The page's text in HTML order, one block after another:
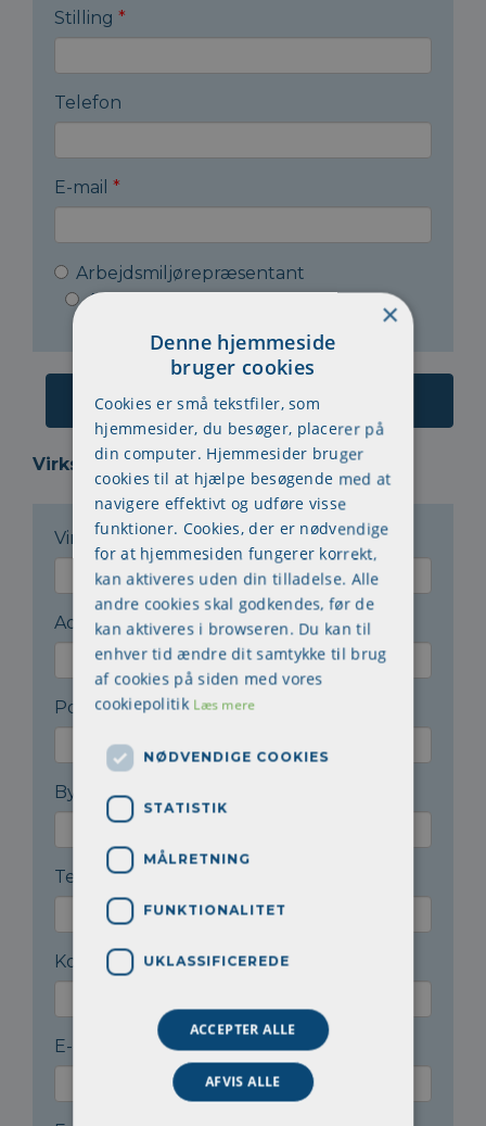
Stilling *
Telefon
E-mail *
Arbejdsmiljørepræsentant
Arbejdsleder
Virksomheden:
Virksomhedsnavn*
Adresse *
Postnr.*
By
Telefon*
Kontaktperson*
E-mail til kontaktperson*
×
Denne hjemmeside
bruger cookies
Cookies er små tekstfiler, som
hjemmesider, du besøger, placerer på
din computer. Hjemmesider bruger
cookies til at hjælpe besøgende med at
navigere effektivt og udføre visse
funktioner. Cookies, der er nødvendige
for at hjemmesiden fungerer korrekt,
kan aktiveres uden din tilladelse. Alle
andre cookies skal godkendes, før de
kan aktiveres i browseren. Du kan til
enhver tid ændre dit samtykke til brug
af cookies på siden med vores
cookiepolitik Læs mere
NØDVENDIGE COOKIES
STATISTIK
MÅLRETNING
FUNKTIONALITET
UKLASSIFICEREDE
ACCEPTER ALLE
AFVIS ALLE